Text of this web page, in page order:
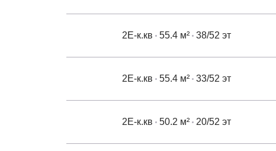
2Е-к.кв 55.4 м² 38/52 эт
2Е-к.кв 55.4 м² 33/52 эт
2Е-к.кв 50.2 м² 20/52 эт